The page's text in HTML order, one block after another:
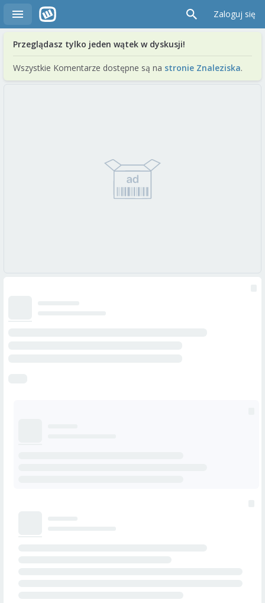
Zaloguj się
Przeglądasz tylko jeden wątek w dyskusji!
Wszystkie Komentarze dostępne są na stronie Znaleziska.